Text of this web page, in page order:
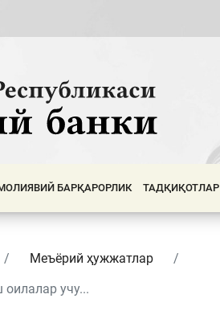
БАРҚАРОРЛИК ТАДҚИҚОТЛАР
Меъёрий ҳужжатлар
учу...